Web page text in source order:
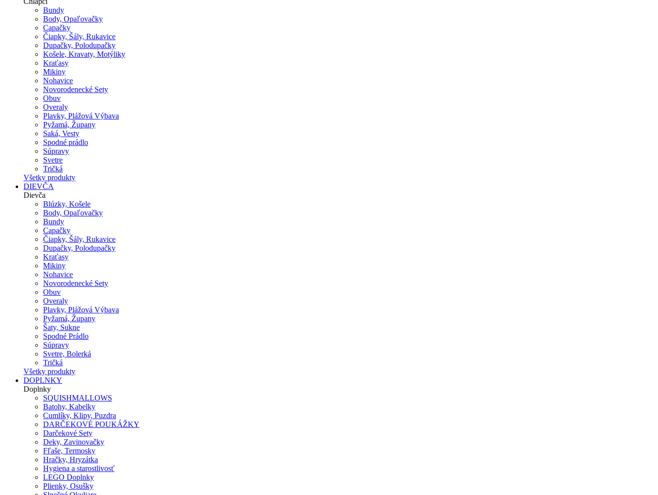
Bundy
Body, Opaľovačky
Capačky
Čiapky, Šály, Rukavice
Dupačky, Polodupačky
Košele, Kravaty, Motýliky
Kraťasy
Mikiny
Nohavice
Novorodenecké Sety
Obuv
Overaly
Plavky, Plážová Výbava
Pyžamá, Župany
Saká, Vesty
Spodné prádlo
Súpravy
Svetre
Tričká
Všetky produkty
DIEVČA
Dievča
Blúzky, Košele
Body, Opaľovačky
Bundy
Capačky
Čiapky, Šály, Rukavice
Dupačky, Polodupačky
Kraťasy
Mikiny
Nohavice
Novorodenecké Sety
Obuv
Overaly
Plavky, Plážová Výbava
Pyžamá, Župany
Šaty, Sukne
Spodné Prádlo
Súpravy
Svetre, Bolerká
Tričká
Všetky produkty
DOPLNKY
Doplnky
SQUISHMALLOWS
Batohy, Kabelky
Cumlíky, Klipy, Puzdra
DARČEKOVÉ POUKÁŽKY
Darčekové Sety
Deky, Zavinovačky
Fľaše, Termosky
Hračky, Hryzátka
Hygiena a starostlivosť
LEGO Doplnky
Plienky, Osušky